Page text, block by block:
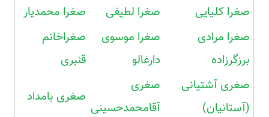
صغرا کلیایی
صغرا لطیفی
صغرا محمدیار
صغرا مرادی
برزگرزاده
صغرا موسوی
دارغالو
صغراخانم
قنبری
صغری آشتیانی
(آستانیان)
صغری
آقامحمدحسینی
صغری بامداد